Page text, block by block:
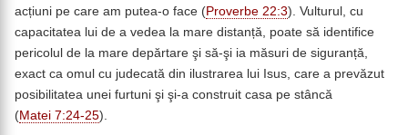
acțiuni pe care am putea-o face (Proverbe 22:3). Vulturul, cu
capacitatea lui de a vedea la mare distanță, poate să identifice
pericolul de la mare depărtare şi să-şi ia măsuri de siguranță,
exact ca omul cu judecată din ilustrarea lui Isus, care a prevăzut
posibilitatea unei furtuni şi şi-a construit casa pe stâncă
(Matei 7:24-25).